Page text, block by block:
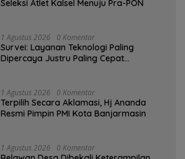
Seleksi Atlet Kalsel Menuju Pra-PON
1 Agustus 2026 0 Komentar
Survei: Layanan Teknologi Paling
Dipercaya Justru Paling Cepat
1 Agustus 2026 0 Komentar
‎Terpilih Secara Aklamasi, Hj Ananda
Resmi Pimpin PMI Kota Banjarmasin
1 Agustus 2026 0 Komentar